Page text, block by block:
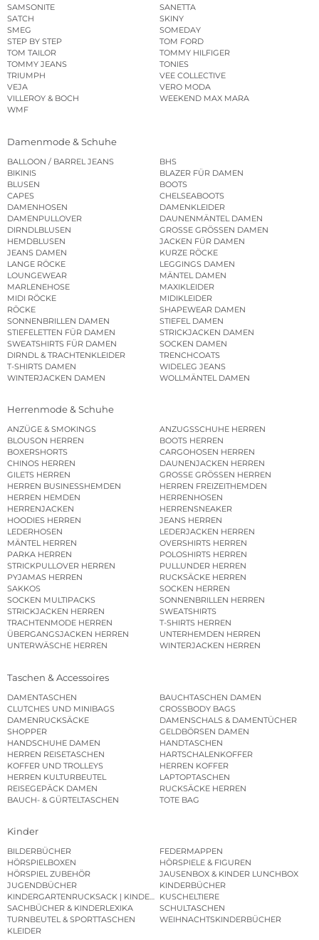
SAMSONITE
SANETTA
SATCH
SKINY
SMEG
SOMEDAY
STEP BY STEP
TOM FORD
TOM TAILOR
TOMMY HILFIGER
TOMMY JEANS
TONIES
TRIUMPH
VEE COLLECTIVE
VEJA
VERO MODA
VILLEROY & BOCH
WEEKEND MAX MARA
WMF
Damenmode & Schuhe
BALLOON / BARREL JEANS
BHS
BIKINIS
BLAZER FÜR DAMEN
BLUSEN
BOOTS
CAPES
CHELSEABOOTS
DAMENHOSEN
DAMENKLEIDER
DAMENPULLOVER
DAUNENMÄNTEL DAMEN
DIRNDLBLUSEN
GROSSE GRÖSSEN DAMEN
HEMDBLUSEN
JACKEN FÜR DAMEN
JEANS DAMEN
KURZE RÖCKE
LANGE RÖCKE
LEGGINGS DAMEN
LOUNGEWEAR
MÄNTEL DAMEN
MARLENEHOSE
MAXIKLEIDER
MIDI RÖCKE
MIDIKLEIDER
RÖCKE
SHAPEWEAR DAMEN
SONNENBRILLEN DAMEN
STIEFEL DAMEN
STIEFELETTEN FÜR DAMEN
STRICKJACKEN DAMEN
SWEATSHIRTS FÜR DAMEN
SOCKEN DAMEN
DIRNDL & TRACHTENKLEIDER
TRENCHCOATS
T-SHIRTS DAMEN
WIDELEG JEANS
WINTERJACKEN DAMEN
WOLLMÄNTEL DAMEN
Herrenmode & Schuhe
ANZÜGE & SMOKINGS
ANZUGSSCHUHE HERREN
BLOUSON HERREN
BOOTS HERREN
BOXERSHORTS
CARGOHOSEN HERREN
CHINOS HERREN
DAUNENJACKEN HERREN
GILETS HERREN
GROSSE GRÖSSEN HERREN
HERREN BUSINESSHEMDEN
HERREN FREIZEITHEMDEN
HERREN HEMDEN
HERRENHOSEN
HERRENJACKEN
HERRENSNEAKER
HOODIES HERREN
JEANS HERREN
LEDERHOSEN
LEDERJACKEN HERREN
MÄNTEL HERREN
OVERSHIRTS HERREN
PARKA HERREN
POLOSHIRTS HERREN
STRICKPULLOVER HERREN
PULLUNDER HERREN
PYJAMAS HERREN
RUCKSÄCKE HERREN
SAKKOS
SOCKEN HERREN
SOCKEN MULTIPACKS
SONNENBRILLEN HERREN
STRICKJACKEN HERREN
SWEATSHIRTS
TRACHTENMODE HERREN
T-SHIRTS HERREN
ÜBERGANGSJACKEN HERREN
UNTERHEMDEN HERREN
UNTERWÄSCHE HERREN
WINTERJACKEN HERREN
Taschen & Accessoires
DAMENTASCHEN
BAUCHTASCHEN DAMEN
CLUTCHES UND MINIBAGS
CROSSBODY BAGS
DAMENRUCKSÄCKE
DAMENSCHALS & DAMENTÜCHER
SHOPPER
GELDBÖRSEN DAMEN
HANDSCHUHE DAMEN
HANDTASCHEN
HERREN REISETASCHEN
HARTSCHALENKOFFER
KOFFER UND TROLLEYS
HERREN KOFFER
HERREN KULTURBEUTEL
LAPTOPTASCHEN
REISEGEPÄCK DAMEN
RUCKSÄCKE HERREN
BAUCH- & GÜRTELTASCHEN
TOTE BAG
Kinder
BILDERBÜCHER
FEDERMAPPEN
HÖRSPIELBOXEN
HÖRSPIELE & FIGUREN
HÖRSPIEL ZUBEHÖR
JAUSENBOX & KINDER LUNCHBOX
JUGENDBÜCHER
KINDERBÜCHER
KINDERGARTENRUCKSACK | KINDERGARTENBEUTEL
KUSCHELTIERE
SACHBÜCHER & KINDERLEXIKA
SCHULTASCHEN
TURNBEUTEL & SPORTTASCHEN
WEIHNACHTSKINDERBÜCHER
KLEIDER